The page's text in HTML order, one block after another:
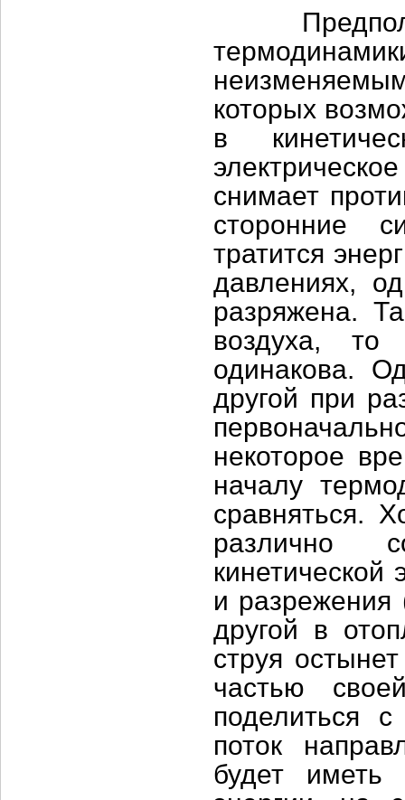
которых
в
снимает
сторонние
тратится
давлениях,
разряжена.
воздуха, то
одинакова.
другой при
некоторое
началу
сравняться.
различно
кинетической
и разрежения
другой в
струя
частью
поделиться
поток
будет